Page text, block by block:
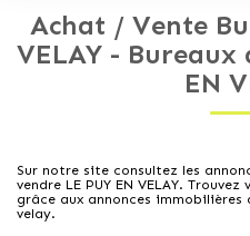
Sélectionnez...
Type de bien
Achat / Vente
VELAY - Bureaux
EN
Sur notre site consultez les
vendre LE PUY EN VELAY. Trouvez
grâce aux annonces immobilières
velay.